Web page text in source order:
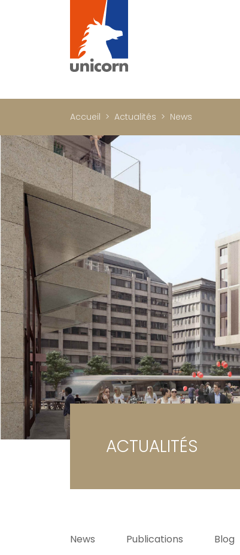
Accueil Actualités News
ACTUALITÉS
News Publications Blog